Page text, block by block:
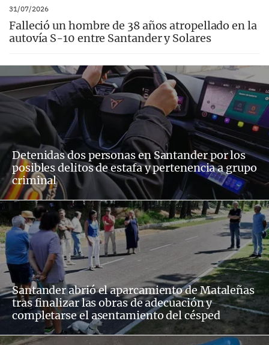
31/07/2026
Falleció un hombre de 38 años atropellado en la
autovía S-10 entre Santander y Solares
Detenidas dos personas en Santander por los
posibles delitos de estafa y pertenencia a grupo
criminal
Santander abrió el aparcamiento de Mataleñas
tras finalizar las obras de adecuación y
completarse el asentamiento del césped